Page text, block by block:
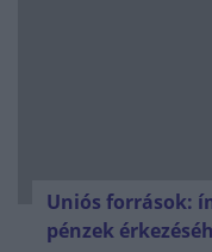
Uniós források:
pénzek